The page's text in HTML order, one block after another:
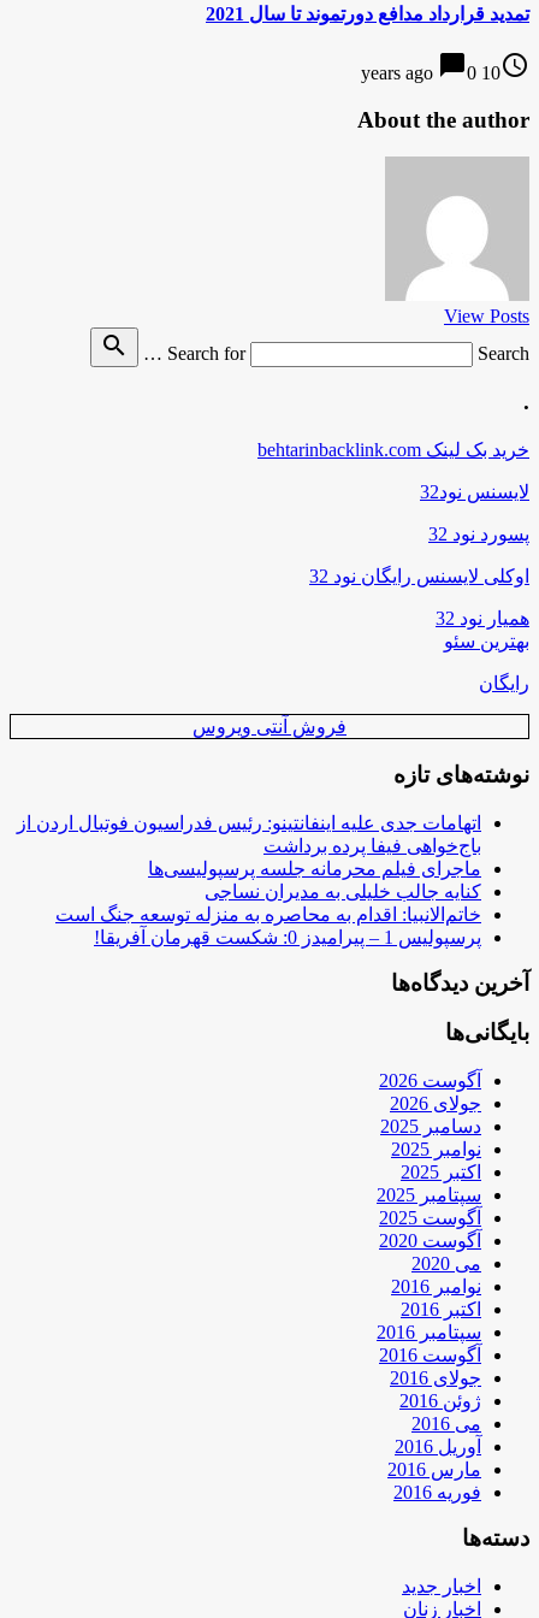
تمدید قرارداد مدافع دورتموند تا سال 2021
access_time
10 years ago
chat_bubble0
About the author
View Posts
Search for
Search …
search
.
خرید بک لینک behtarinbacklink.com
لایسنس نود32
پسورد نود 32
اوکلی لایسنس رایگان نود 32
همیار نود 32
بهترین سئو
رایگان
فروش آنتی ویروس
نوشته‌های تازه
اتهامات جدی علیه اینفانتینو: رئیس فدراسیون فوتبال اردن از
باج‌خواهی فیفا پرده برداشت
ماجرای فیلم محرمانه جلسه پرسپولیسی‌ها
کنایه جالب خلیلی به مدیران نساجی
خاتم‌الانبیا: اقدام به محاصره به منزله توسعه جنگ است
پرسپولیس 1 – پیرامیدز 0: شکست قهرمان آفریقا!
آخرین دیدگاه‌ها
بایگانی‌ها
آگوست 2026
جولای 2026
دسامبر 2025
نوامبر 2025
اکتبر 2025
سپتامبر 2025
آگوست 2025
آگوست 2020
می 2020
نوامبر 2016
اکتبر 2016
سپتامبر 2016
آگوست 2016
جولای 2016
ژوئن 2016
می 2016
آوریل 2016
مارس 2016
فوریه 2016
دسته‌ها
اخبار جدید
اخبار زنان